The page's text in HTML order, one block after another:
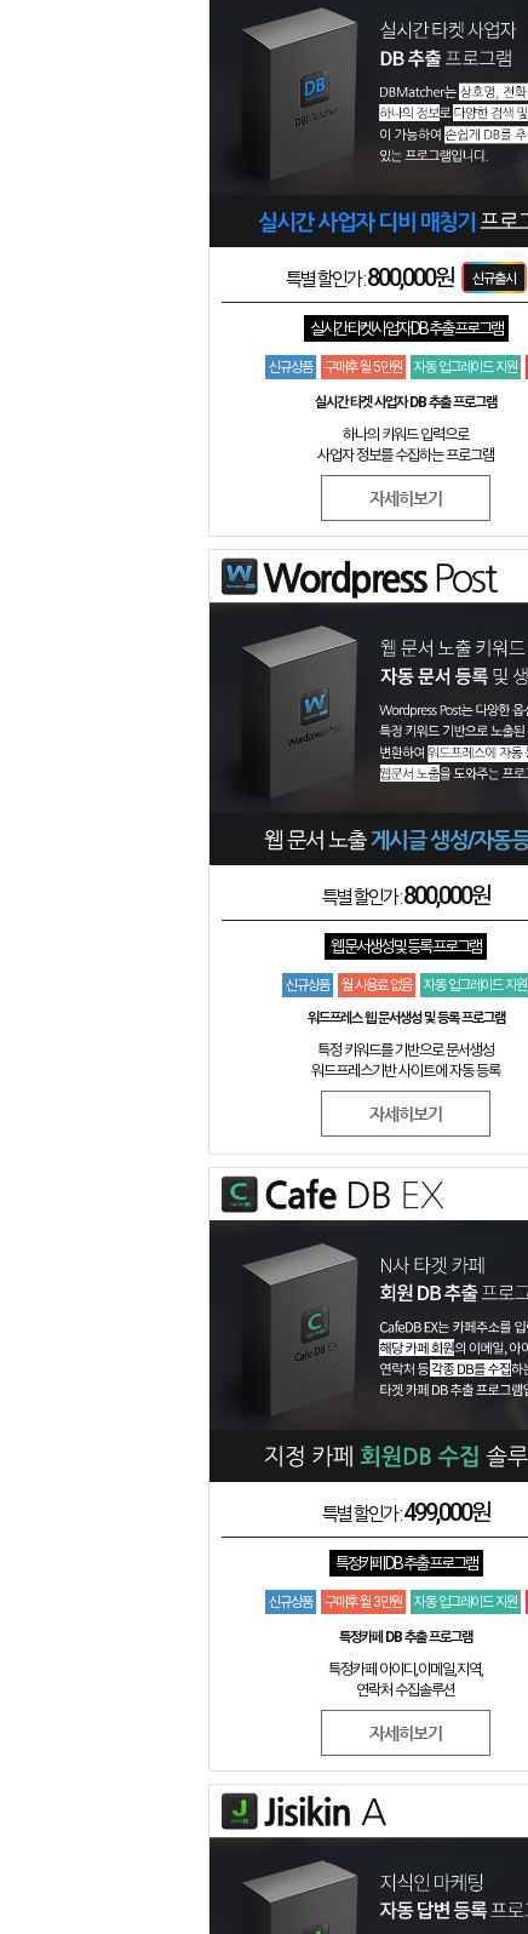
특별 할인가 :800,000원
실시간 타켓 사업자 DB 추출 프로그램
신규상품 구매후 월 5만원 자동 업그레이드 지원
실시간 타겟 사업자 DB 추출 프로그램
하나의 키워드 입력으로
사업자 정보를 수집하는 프로그램
자세히보기
특별 할인가 :800,000원
웹 문서생성 및 등록 프로그램
신규상품 월 사용료 없음
자동 업그레이드 지원
워드프레스 웹 문서생성 및 등록 프로그램
특정 키워드를 기반으로 문서생성
워드프레스기반 사이트에 자동 등록
자세히보기
특별 할인가 :499,000원
특정카페 DB 추출 프로그램
신규상품 구매후 월 3만원 자동 업그레이드 지원
특정카페 DB 추출 프로그램
특정카페 아이디,이메일,지역,
연락처 수집솔루션
자세히보기